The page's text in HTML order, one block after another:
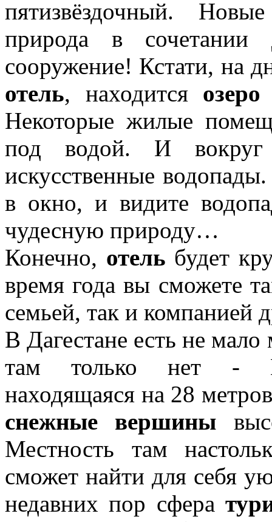
пятизвёздочный.
природа в
сооружение! Кстати, на
отель, находится озеро
Некоторые жилые
под водой. И
искусственные
в окно, и видите
чудесную природу…
Конечно, отель будет
время года вы сможете
семьей, так и компанией
В Дагестане есть не
там только нет -
находящаяся на 28
снежные вершины
Местность там
сможет найти для себя
недавних пор сфера